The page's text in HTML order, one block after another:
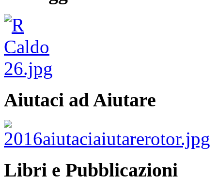
Aiutaci ad Aiutare
Libri e Pubblicazioni